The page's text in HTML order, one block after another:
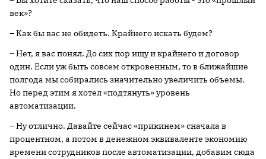
век»?
– Как бы вас не обидеть. Крайнего искать будем?
– Нет, я вас понял. До сих пор ищу и крайнего и договор
один. Если уж быть совсем откровенным, то в ближайшие
полгода мы собирались значительно увеличить объемы.
Но перед этим я хотел «подтянуть» уровень
автоматизации.
– Ну отлично. Давайте сейчас «прикинем» сначала в
процентном, а потом в денежном эквиваленте экономию
времени сотрудников после автоматизации, добавим сюда